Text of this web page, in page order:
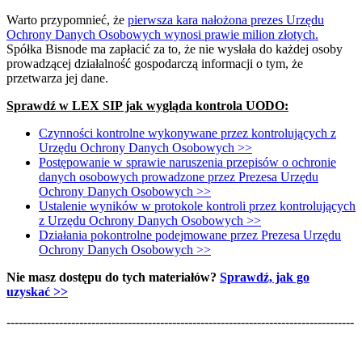
Warto przypomnieć, że pierwsza kara nałożona prezes Urzędu
Ochrony Danych Osobowych wynosi prawie milion złotych.
Spółka Bisnode ma zapłacić za to, że nie wysłała do każdej osoby
prowadzącej działalność gospodarczą informacji o tym, że
przetwarza jej dane.
Sprawdź w LEX SIP jak wygląda kontrola UODO:
Czynności kontrolne wykonywane przez kontrolujących z
Urzędu Ochrony Danych Osobowych >>
Postępowanie w sprawie naruszenia przepisów o ochronie
danych osobowych prowadzone przez Prezesa Urzędu
Ochrony Danych Osobowych >>
Ustalenie wyników w protokole kontroli przez kontrolujących
z Urzędu Ochrony Danych Osobowych >>
Działania pokontrolne podejmowane przez Prezesa Urzędu
Ochrony Danych Osobowych >>
Nie masz dostępu do tych materiałów? Sprawdź, jak go
uzyskać >>
--------------------------------------------------------------------------------------